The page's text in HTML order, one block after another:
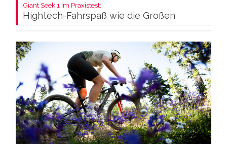
Giant Seek 1 im Praxistest:
Hightech-Fahrspaß wie die Großen